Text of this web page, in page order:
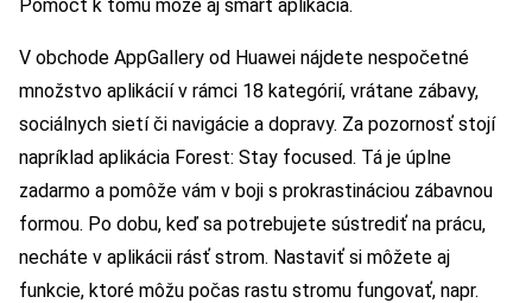
Pomôcť k tomu môže aj smart aplikácia.
V obchode AppGallery od Huawei nájdete nespočetné
množstvo aplikácií v rámci 18 kategórií, vrátane zábavy,
sociálnych sietí či navigácie a dopravy. Za pozornosť stojí
napríklad aplikácia Forest: Stay focused. Tá je úplne
zadarmo a pomôže vám v boji s prokrastináciou zábavnou
formou. Po dobu, keď sa potrebujete sústrediť na prácu,
necháte v aplikácii rásť strom. Nastaviť si môžete aj
funkcie, ktoré môžu počas rastu stromu fungovať, napr.